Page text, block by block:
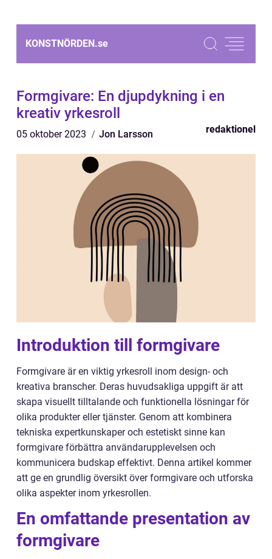
KONSTNÖRDEN.se
Formgivare: En djupdykning i en
kreativ yrkesroll
05 oktober 2023 Jon Larsson redaktionel
Introduktion till formgivare
Formgivare är en viktig yrkesroll inom design- och
kreativa branscher. Deras huvudsakliga uppgift är att
skapa visuellt tilltalande och funktionella lösningar för
olika produkter eller tjänster. Genom att kombinera
tekniska expertkunskaper och estetiskt sinne kan
formgivare förbättra användarupplevelsen och
kommunicera budskap effektivt. Denna artikel kommer
att ge en grundlig översikt över formgivare och utforska
olika aspekter inom yrkesrollen.
En omfattande presentation av
formgivare